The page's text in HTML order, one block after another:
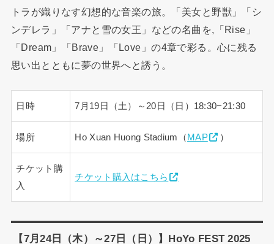
トラが織りなす幻想的な音楽の旅。「美女と野獣」「シ
ンデレラ」「アナと雪の女王」などの名曲を,「Rise」
「Dream」「Brave」「Love」の4章で彩る。心に残る
思い出とともに夢の世界へと誘う。
日時 7月19日（土）～20日（日）18:30−21:30
場所 Ho Xuan Huong Stadium（ MAP ）
チケット購
入
チケット購入はこちら
【7月24日（木）～27日（日）】HoYo FEST 2025